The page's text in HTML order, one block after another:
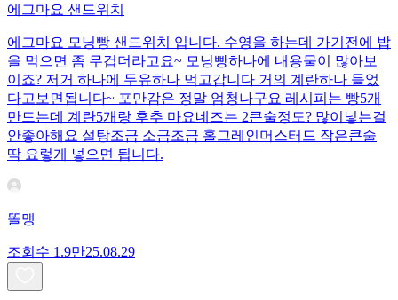
에그마요 샌드위치
에그마요 모닝빵 샌드위치 입니다. 수영을 하는데 가기전에 밥
을 먹으면 좀 무겁더라고요~ 모닝빵하나에 내용물이 많아보
이죠? 저거 하나에 두유하나 먹고갑니다 거의 계란하나 들었
다고보면됩니다~ 포만감은 정말 엄청나구요 레시피는 빵5개
만드는데 계란5개랑 후추 마요네즈는 2큰술정도? 많이넣는걸
안좋아해요 설탕조금 소금조금 홀그레인머스터드 작은큰술
딱 요렇게 넣으면 됩니다.
똘맹
조회수 1.9만25.08.29